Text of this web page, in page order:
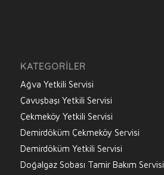
KATEGORILER
Ağva Yetkili Servisi
Çavuşbaşı Yetkili Servisi
Çekmeköy Yetkili Servisi
Demirdöküm Çekmeköy Servisi
Demirdöküm Yetkili Servisi
Doğalgaz Sobası Tamir Bakım Servisi